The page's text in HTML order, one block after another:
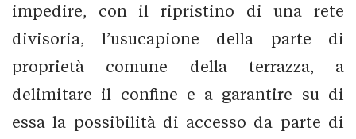
impedire, con il ripristino di una rete
divisoria, l’usucapione della parte di
proprietà comune della terrazza, a
delimitare il confine e a garantire su di
essa la possibilità di accesso da parte di